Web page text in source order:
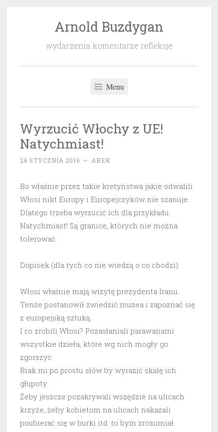
Arnold Buzdygan
wydarzenia komentarze refleksje
Menu
Wyrzucić Włochy z UE!
Natychmiast!
26 STYCZNIA 2016 ~ AREK
Bo właśnie przez takie kretyństwa jakie odwalili
Włosi nikt Europy i Europejczyków nie szanuje.
Dlatego trzeba wyrzucić ich dla przykładu.
Natychmiast! Są granice, których nie można
tolerować.
Dopisek (dla tych co nie wiedzą o co chodzi):
Włosi właśnie mają wizytę prezydenta Iranu.
Tenże postanowił zwiedzić muzea i zapoznać się
z europejską sztuką.
I co zrobili Włosi? Pozasłaniali parawanami
wszystkie dzieła, które wg nich mogły go
zgorszyć.
Brak mi po prostu słów by wyrazić skalę ich
głupoty.
Żeby jeszcze pozakrywali wszędzie na ulicach
krzyże, żeby kobietom na ulicach nakazali
poubierać się w burki itd. to bym zrozumiał.